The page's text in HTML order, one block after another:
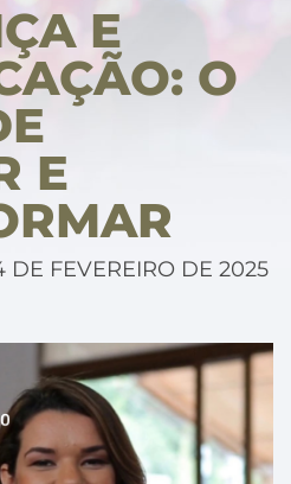
E
O
E
DE FEVEREIRO DE 2025